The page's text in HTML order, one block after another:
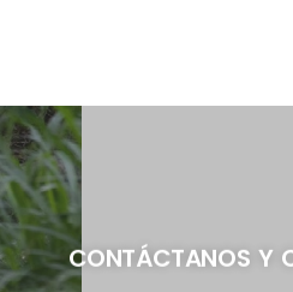
CONTÁCTANOS Y